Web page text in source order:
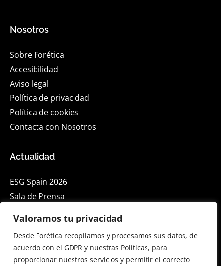
Valoramos tu privacidad
Desde Forética recopilamos y procesamos sus datos, de
acuerdo con el GDPR y nuestras Políticas, para
proporcionar nuestros servicios y permitir el correcto
Nosotros
Sobre Forética
Accesibilidad
Aviso legal
Política de privacidad
Política de cookies
Contacta con Nosotros
Actualidad
ESG Spain 2026
Sala de Prensa
Eventos
Suscríbete a nuestra Newsletter en Linkedin